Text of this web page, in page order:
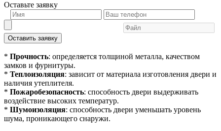
Оставьте заявку
Оставить заявку
* Прочность: определяется толщиной металла, качеством
замков и фурнитуры.
* Теплоизоляция: зависит от материала изготовления двери и
наличия утеплителя.
* Пожаробезопасность: способность двери выдерживать
воздействие высоких температур.
* Шумоизоляция: способность двери уменьшать уровень
шума, проникающего снаружи.